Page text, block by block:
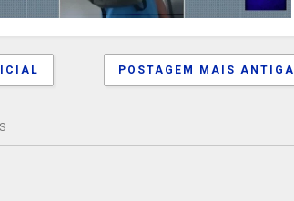
POSTAGEM MAIS ANTIGA